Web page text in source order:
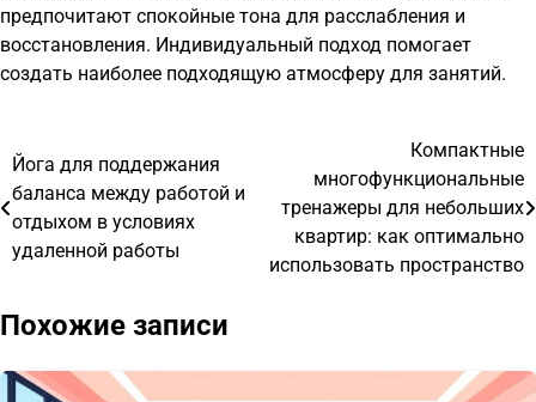
предпочитают спокойные тона для расслабления и
восстановления. Индивидуальный подход помогает
создать наиболее подходящую атмосферу для занятий.
Навигация
по
записям
Йога для поддержания
баланса между работой и
отдыхом в условиях
удаленной работы
Компактные
многофункциональные
тренажеры для небольших
квартир: как оптимально
использовать пространство
Похожие записи